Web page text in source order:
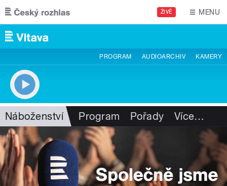
Přejít k hlavnímu obsahu
ŽIVĚ MENU
PROGRAM AUDIOARCHIV KAMERY
Náboženství Program Pořady Více…